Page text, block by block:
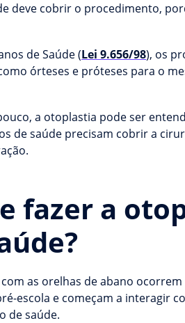
deve cobrir o procedimento,
de Saúde (Lei 9.656/98), os
órteses e próteses para o
a otoplastia pode ser
de saúde precisam cobrir a
fazer a
as orelhas de abano
escola e começam a interagir
de saúde.